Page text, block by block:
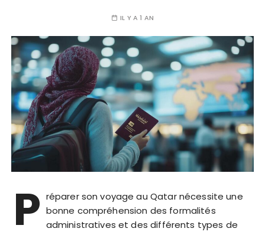
IL Y A 1 AN
P réparer son voyage au Qatar nécessite une
bonne compréhension des formalités
administratives et des différents types de